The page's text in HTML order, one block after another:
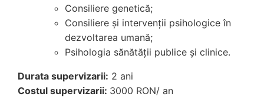
Consiliere genetică;
Consiliere și intervenții psihologice în
dezvoltarea umană;
Psihologia sănătății publice și clinice.
Durata supervizarii: 2 ani
Costul supervizarii: 3000 RON/ an